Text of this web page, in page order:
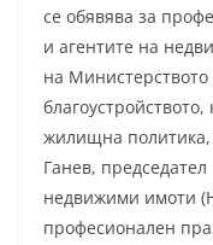
се обявява за
и агентите на
на
жилищна
Ганев,
недвижими имоти
професионален